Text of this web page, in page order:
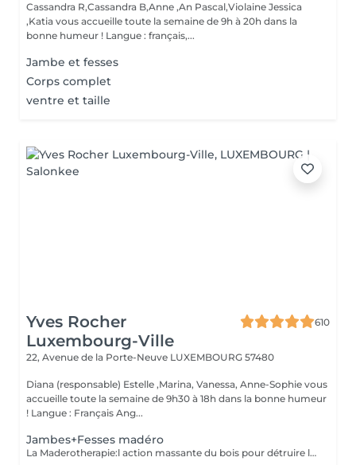
Cassandra R,Cassandra B,Anne ,An Pascal,Violaine Jessica
,Katia vous accueille toute la semaine de 9h à 20h dans la
bonne humeur ! Langue : français,...
Jambe et fesses
Corps complet
ventre et taille
Yves Rocher
Luxembourg-Ville
610
22, Avenue de la Porte-Neuve LUXEMBOURG 57480
Diana (responsable) Estelle ,Marina, Vanessa, Anne-Sophie vous
accueille toute la semaine de 9h30 à 18h dans la bonne humeur
! Langue : Français Ang...
Jambes+Fesses madéro
La Maderotherapie:l action massante du bois pour détruire la cellulite. *Active la circulation sanguine et lymphatique *Réduit les tensions musculaires. *Raffermie et tonifie la peau.